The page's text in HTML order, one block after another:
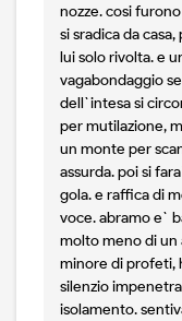
nozze. cosi
si sradica da
lui solo rivolta. e
vagabondaggio
dell`intesa si
per mutilazione,
un monte per
assurda. poi si
gola. e raffica di
voce. abramo e`
molto meno di un
minore di profeti,
silenzio
isolamento.